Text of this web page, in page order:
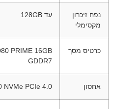
נפח זיכרון
מקסימלי
עד 128GB
כרטיס מסך
PRIME 16GB
GDDR7
אחסון NVMe PCIe 4.0